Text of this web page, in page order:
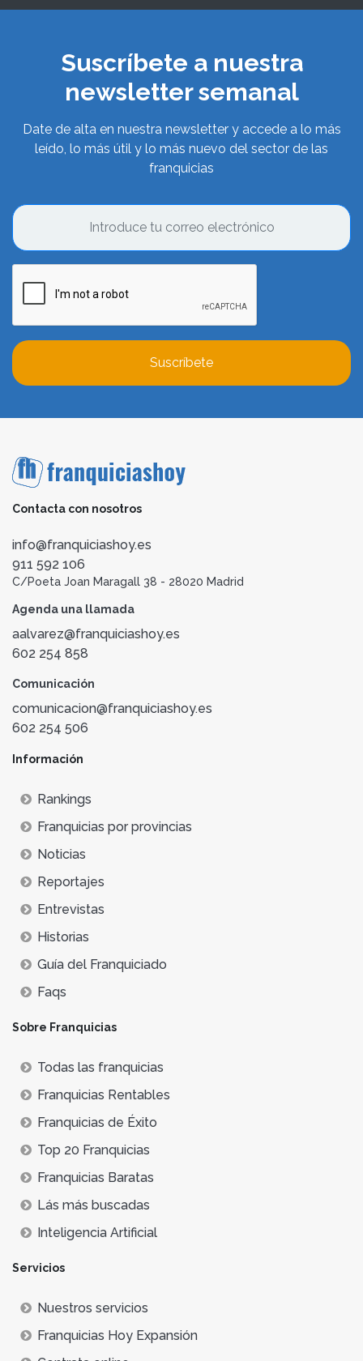
Suscríbete a nuestra
newsletter semanal
Date de alta en nuestra newsletter y accede a lo más
leído, lo más útil y lo más nuevo del sector de las
franquicias
Suscríbete
Contacta con nosotros
info@franquiciashoy.es
911 592 106
C/Poeta Joan Maragall 38 - 28020 Madrid
Agenda una llamada
aalvarez@franquiciashoy.es
602 254 858
Comunicación
comunicacion@franquiciashoy.es
602 254 506
Información
Rankings
Franquicias por provincias
Noticias
Reportajes
Entrevistas
Historias
Guía del Franquiciado
Faqs
Sobre Franquicias
Todas las franquicias
Franquicias Rentables
Franquicias de Éxito
Top 20 Franquicias
Franquicias Baratas
Lás más buscadas
Inteligencia Artificial
Servicios
Nuestros servicios
Franquicias Hoy Expansión